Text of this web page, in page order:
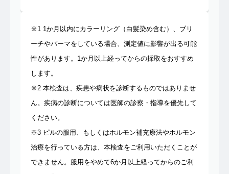
※1 1か月以内にカラーリング（白髪染め含む）、ブリ
ーチやパーマをしている場合、測定値に影響が出る可能
性があります。1か月以上経ってからの採取をおすすめ
します。
※2 本検査は、疾患や病状を診断するものではありませ
ん。疾病の診断については医師の診察・指導を優先して
ください。
※3 ピルの服用、もしくはホルモン補充療法やホルモン
治療を行っている方は、本検査をご利用いただくことが
できません。服用をやめて6か月以上経ってからのご利